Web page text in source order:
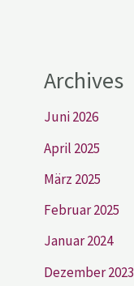
Archives
Juni 2026
April 2025
März 2025
Februar 2025
Januar 2024
Dezember 2023